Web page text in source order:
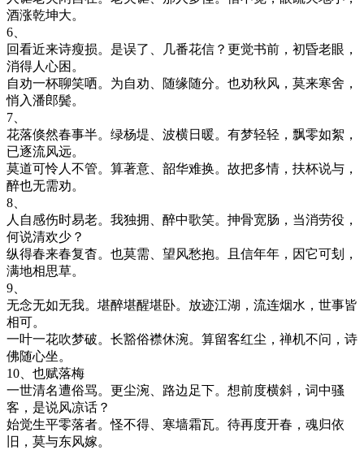
酒涨乾坤大。
6、
回看近来诗瘦损。是误了、几番花信？更觉书前，初昏老眼，
消得人心困。
自劝一杯聊笑哂。为自劝、随缘随分。也劝秋风，莫来寒舍，
悄入潘郎鬓。
7、
花落倏然春事半。绿杨堤、波横日暖。有梦轻轻，飘零如絮，
已逐流风远。
莫道可怜人不管。算著意、韶华难换。故把多情，扶杯说与，
醉也无需劝。
8、
人自感伤时易老。我独拥、醉中歌笑。抻骨宽肠，当消劳役，
何说清欢少？
纵得春来春复杳。也莫需、望风愁抱。且信年年，因它可刬，
满地相思草。
9、
无念无如无我。堪醉堪醒堪卧。放迹江湖，流连烟水，世事皆
相可。
一叶一花吹梦破。长豁俗襟休涴。算留客红尘，禅机不问，诗
佛随心坐。
10、也赋落梅
一世清名遭俗骂。更尘涴、路边足下。想前度横斜，词中骚
客，是说风凉话？
始觉生平零落者。怪不得、寒墙霜瓦。待再度开春，魂归依
旧，莫与东风嫁。